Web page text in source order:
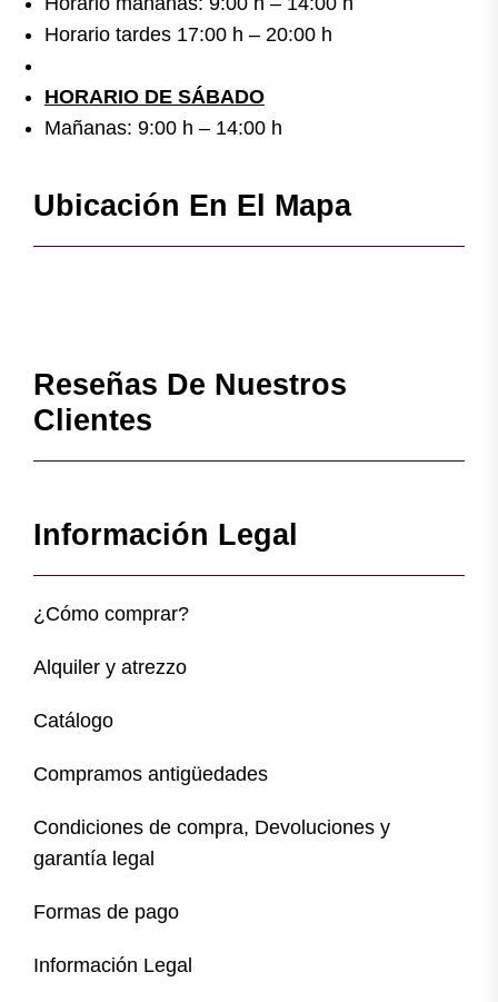
Horario tardes 17:00 h – 20:00 h
HORARIO DE SÁBADO
Mañanas: 9:00 h – 14:00 h
Ubicación En El Mapa
Reseñas De Nuestros
Clientes
Información Legal
¿Cómo comprar?
Alquiler y atrezzo
Catálogo
Compramos antigüedades
Condiciones de compra, Devoluciones y
garantía legal
Formas de pago
Información Legal